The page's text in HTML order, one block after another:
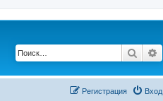
Поиск
Вход
Регистрация